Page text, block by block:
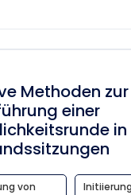
Methoden zur
einer
in
von